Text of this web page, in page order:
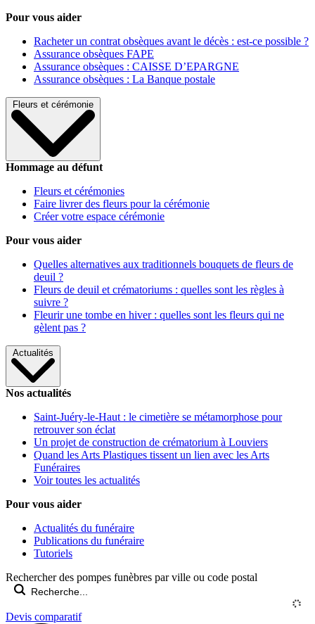
Pour vous aider
Racheter un contrat obsèques avant le décès : est-ce possible ?
Assurance obsèques FAPE
Assurance obsèques : CAISSE D’EPARGNE
Assurance obsèques : La Banque postale
Fleurs et cérémonie
Hommage au défunt
Fleurs et cérémonies
Faire livrer des fleurs pour la cérémonie
Créer votre espace cérémonie
Pour vous aider
Quelles alternatives aux traditionnels bouquets de fleurs de
deuil ?
Fleurs de deuil et crématoriums : quelles sont les règles à
suivre ?
Fleurir une tombe en hiver : quelles sont les fleurs qui ne
gèlent pas ?
Actualités
Nos actualités
Saint-Juéry-le-Haut : le cimetière se métamorphose pour
retrouver son éclat
Un projet de construction de crématorium à Louviers
Quand les Arts Plastiques tissent un lien avec les Arts
Funéraires
Voir toutes les actualités
Pour vous aider
Actualités du funéraire
Publications du funéraire
Tutoriels
Rechercher des pompes funèbres par ville ou code postal
Devis comparatif